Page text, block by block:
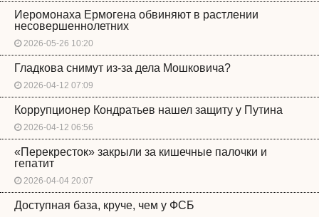
Иеромонаха Ермогена обвиняют в растлении
несовершеннолетних
2026-05-26 10:20
Гладкова снимут из-за дела Мошковича?
2026-04-12 07:09
Коррупционер Кондратьев нашел защиту у Путина
2026-04-12 06:56
«Перекресток» закрыли за кишечные палочки и
гепатит
2026-04-04 20:07
Доступная база, круче, чем у ФСБ